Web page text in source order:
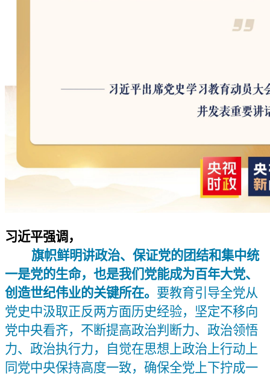
习近平强调，
旗帜鲜明讲政治、保证党的团结和集中统
一是党的生命，也是我们党能成为百年大党、
创造世纪伟业的关键所在。 要教育引导全党从
党史中汲取正反两方面历史经验，坚定不移向
党中央看齐，不断提高政治判断力、政治领悟
力、政治执行力，自觉在思想上政治上行动上
同党中央保持高度一致，确保全党上下拧成一